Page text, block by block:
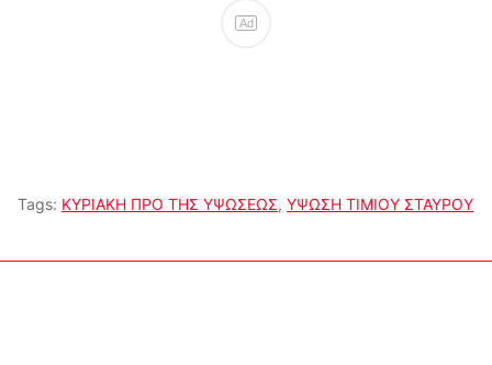
Ad
Tags: ΚΥΡΙΑΚΗ ΠΡΟ ΤΗΣ ΥΨΩΣΕΩΣ, ΥΨΩΣΗ ΤΙΜΙΟΥ ΣΤΑΥΡΟΥ